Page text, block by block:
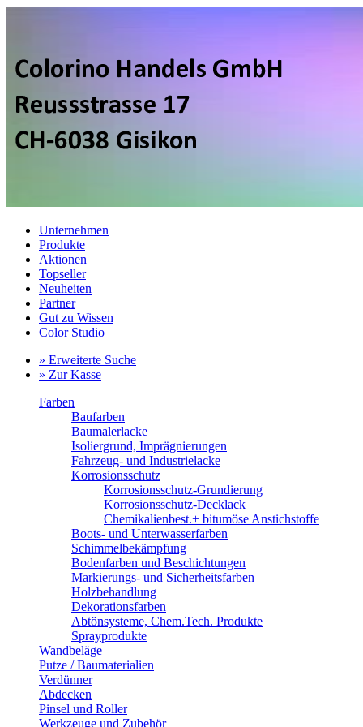
Unternehmen
Produkte
Aktionen
Topseller
Neuheiten
Partner
Gut zu Wissen
Color Studio
» Erweiterte Suche
» Zur Kasse
Farben
Baufarben
Baumalerlacke
Isoliergrund, Imprägnierungen
Fahrzeug- und Industrielacke
Korrosionsschutz
Korrosionsschutz-Grundierung
Korrosionsschutz-Decklack
Chemikalienbest.+ bitumöse Anstichstoffe
Boots- und Unterwasserfarben
Schimmelbekämpfung
Bodenfarben und Beschichtungen
Markierungs- und Sicherheitsfarben
Holzbehandlung
Dekorationsfarben
Abtönsysteme, Chem.Tech. Produkte
Sprayprodukte
Wandbeläge
Putze / Baumaterialien
Verdünner
Abdecken
Pinsel und Roller
Werkzeuge und Zubehör